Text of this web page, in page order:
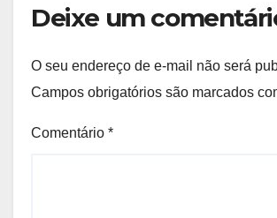
Deixe um
O seu endereço de e-mail não será
Campos obrigatórios são marcados
Comentário *